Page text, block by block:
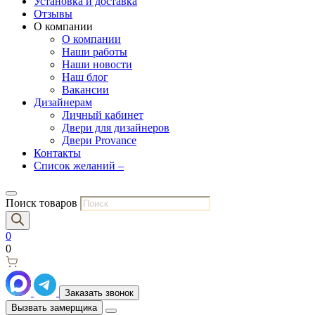
Отзывы
О компании
О компании
Наши работы
Наши новости
Наш блог
Вакансии
Дизайнерам
Личный кабинет
Двери для дизайнеров
Двери Provance
Контакты
Список желаний –
Поиск товаров
0
0
Заказать звонок
Вызвать замерщика